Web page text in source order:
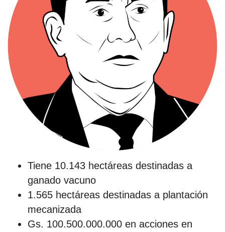
Tiene 10.143 hectáreas destinadas a
ganado vacuno
1.565 hectáreas destinadas a plantación
mecanizada
Gs. 100.500.000.000 en acciones en